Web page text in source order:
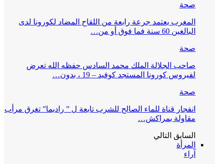
صحة
المغرب يعتمد جرعة رابعة من اللقاح المضاد لكورونا لدى
البالغين 60 سنة فما فوق أو من…
صحة
صاحب الجلالة الملك محمد السادس حفظه الله تعرض
لفيروس كورونا المستجد كوفيد – 19 ، بدون…
صحة
انفجار قناة للماء الصالح للشرب تابعة ل ” راديما” تغرق مرأب
مقاولة بمراكش…
السابق التالي
المرأة
آراء